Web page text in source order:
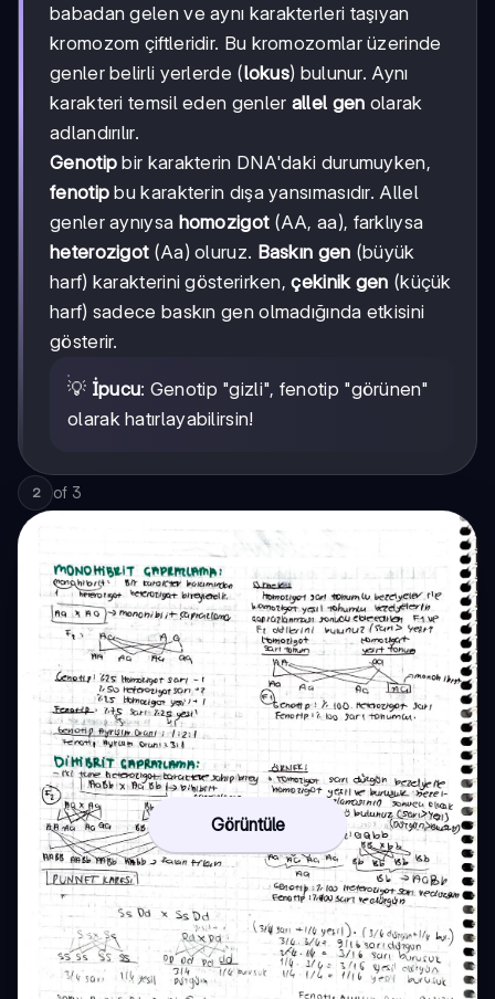
babadan gelen ve aynı karakterleri taşıyan
kromozom çiftleridir. Bu kromozomlar üzerinde
genler belirli yerlerde (lokus) bulunur. Aynı
karakteri temsil eden genler allel gen olarak
adlandırılır.
Genotip bir karakterin DNA'daki durumuyken,
fenotip bu karakterin dışa yansımasıdır. Allel
genler aynıysa homozigot(AA, aa), farklıysa
heterozigot(Aa) oluruz. Baskın gen (büyük
harf) karakterini gösterirken,çekinik gen (küçük
harf) sadece baskın gen olmadığında etkisini
gösterir.
💡 İpucu: Genotip "gizli", fenotip "görünen"
olarak hatırlayabilirsin!
2 of 3
Görüntüle